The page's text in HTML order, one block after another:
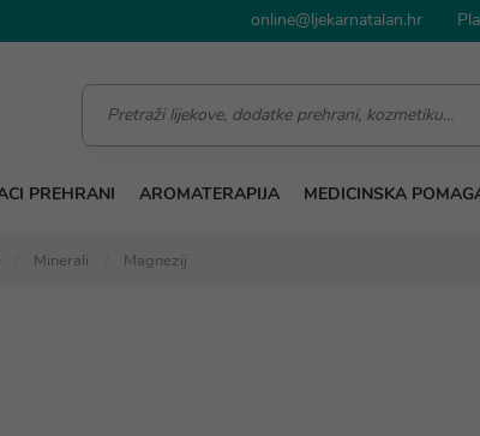
online@ljekarnatalan.hr
PREHRANI AROMATERAPIJA MEDICINSKA
Minerali Magnezij